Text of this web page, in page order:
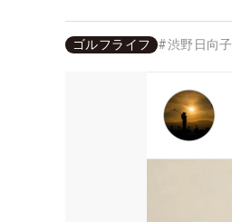
ゴルフライフ #渋野日向子